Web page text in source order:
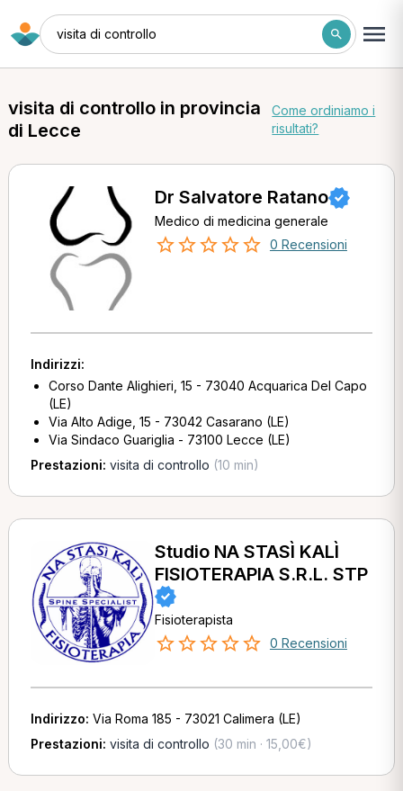
visita di controllo
visita di controllo in provincia
di Lecce
Come ordiniamo i
risultati?
Dr Salvatore Ratano
Medico di medicina generale
0 Recensioni
Indirizzi:
Corso Dante Alighieri, 15 - 73040 Acquarica Del Capo
(LE)
Via Alto Adige, 15 - 73042 Casarano (LE)
Via Sindaco Guariglia - 73100 Lecce (LE)
Prestazioni: visita di controllo (10 min)
Studio NA STASÌ KALÌ
FISIOTERAPIA S.R.L. STP
Fisioterapista
0 Recensioni
Indirizzo: Via Roma 185 - 73021 Calimera (LE)
Prestazioni: visita di controllo (30 min · 15,00€)